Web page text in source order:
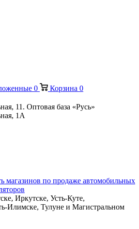
0 Корзина 0
11. Оптовая база «Русь»
1А
Иркутске, Усть-Куте,
Илимске, Тулуне и Магистральном